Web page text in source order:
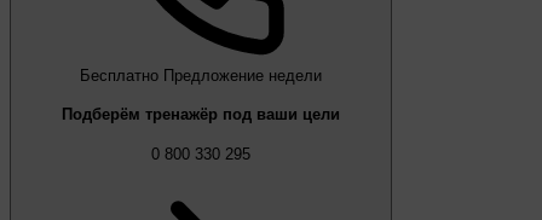
Бесплатно Предложение недели
Подберём тренажёр под ваши цели
0 800 330 295